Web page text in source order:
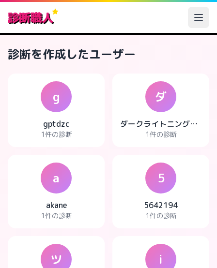
診断職人
診断を作成したユーザー
g
gptdzc
1件の診断
ダ
ダークライトニングマスター
1件の診断
a
akane
1件の診断
5
5642194
1件の診断
ツ i